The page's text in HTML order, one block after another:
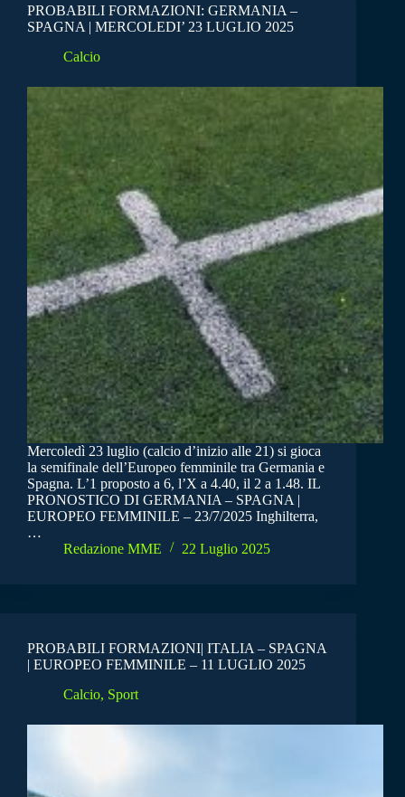
PROBABILI FORMAZIONI: GERMANIA –
SPAGNA | MERCOLEDI’ 23 LUGLIO 2025
Calcio
Mercoledì 23 luglio (calcio d’inizio alle 21) si gioca
la semifinale dell’Europeo femminile tra Germania e
Spagna. L’1 proposto a 6, l’X a 4.40, il 2 a 1.48. IL
PRONOSTICO DI GERMANIA – SPAGNA |
EUROPEO FEMMINILE – 23/7/2025 Inghilterra,
…
Redazione MME
22 Luglio 2025
PROBABILI FORMAZIONI| ITALIA – SPAGNA
| EUROPEO FEMMINILE – 11 LUGLIO 2025
Calcio, Sport